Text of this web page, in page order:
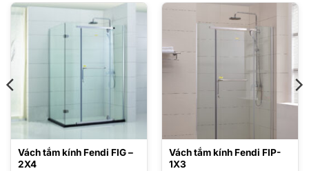
Vách tắm kính Fendi FIG –
2X4
Vách tắm kính Fendi FIP-
1X3